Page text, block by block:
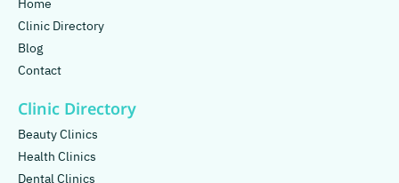
Home
Clinic Directory
Blog
Contact
Clinic Directory
Beauty Clinics
Health Clinics